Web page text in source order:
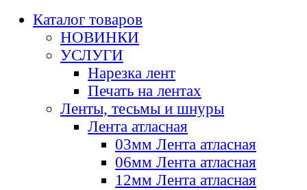
Каталог товаров
НОВИНКИ
УСЛУГИ
Нарезка лент
Печать на лентах
Ленты, тесьмы и шнуры
Лента атласная
03мм Лента атласная
06мм Лента атласная
12мм Лента атласная